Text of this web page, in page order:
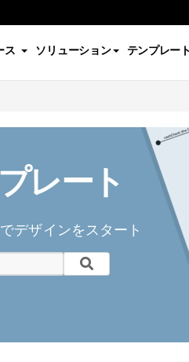
ス ソリューション テンプレート
レート
デザインをスタート